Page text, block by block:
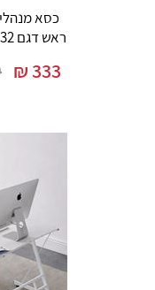
כסא
ראש דגם XP-32 צבע שחור מתצוגה ועודפים
333
₪